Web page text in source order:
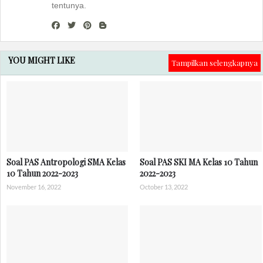
tentunya.
YOU MIGHT LIKE Tampilkan selengkapnya
Soal PAS Antropologi SMA Kelas
10 Tahun 2022-2023
November 16, 2022
Soal PAS SKI MA Kelas 10 Tahun
2022-2023
October 13, 2022